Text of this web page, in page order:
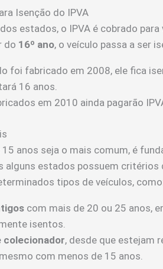
Isenção do IPVA
estados, o IPVA é cobrado
do 16º ano, o veículo passa a ser
foi fabricado em 2008, ele fica
16 anos.
em 2010 ainda pagarão
15 anos seja o mais comum, é
alguns estados possuem
tipos de veículos,
com mais de 20 ou 25 anos,
isentos.
colecionador, desde que estejam
com menos de 15 anos.